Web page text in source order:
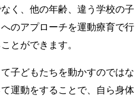
く、他の年齢、違う学校の子
のアプローチを運動療育で行
とができます。
子どもたちを動かすのではな
運動をすることで、自ら身体